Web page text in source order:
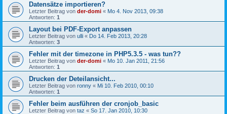
Datensätze importieren?
Letzter Beitrag von der-domi « Mo 4. Nov 2013, 09:38
Antworten: 1
Layout bei PDF-Export anpassen
Letzter Beitrag von ulli « Do 14. Feb 2013, 20:28
Antworten: 3
Fehler mit der timezone in PHP5.3.5 - was tun??
Letzter Beitrag von der-domi « Mo 10. Jan 2011, 21:56
Antworten: 1
Drucken der Deteilansicht...
Letzter Beitrag von ronny « Mi 10. Feb 2010, 00:10
Antworten: 1
Fehler beim ausführen der cronjob_basic
Letzter Beitrag von taz « So 17. Jan 2010, 10:30